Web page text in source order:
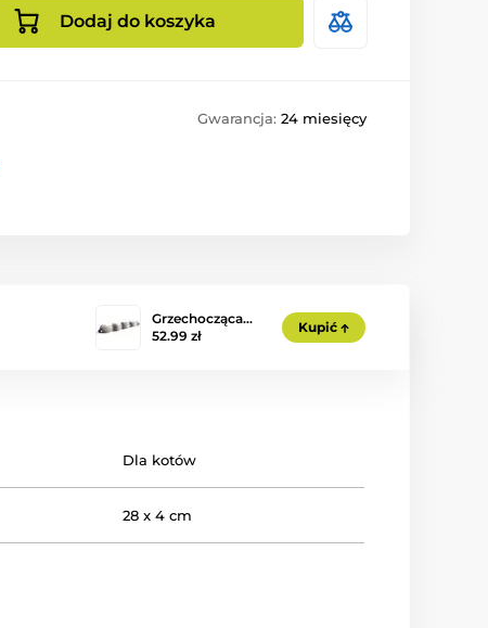
Dodaj do koszyka
Gwarancja: 24 miesięcy
Grzechocząca…
52.99 zł
Kupić
Dla kotów
28 x 4 cm